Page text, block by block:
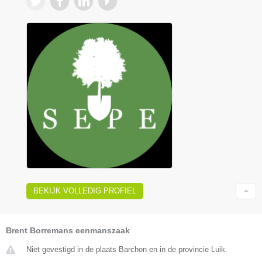
BEKIJK VOLLEDIG PROFIEL
Brent Borremans eenmanszaak
Niet gevestigd in de plaats Barchon en in de provincie Luik.